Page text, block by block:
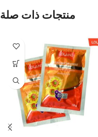
منتجات ذات صلة